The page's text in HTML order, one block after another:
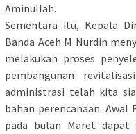
Aminullah.
Sementara itu, Kepala
Banda Aceh M Nurdin
melakukan proses
pembangunan
administrasi telah kita
bahan perencanaan. Awal
pada bulan Maret dapat